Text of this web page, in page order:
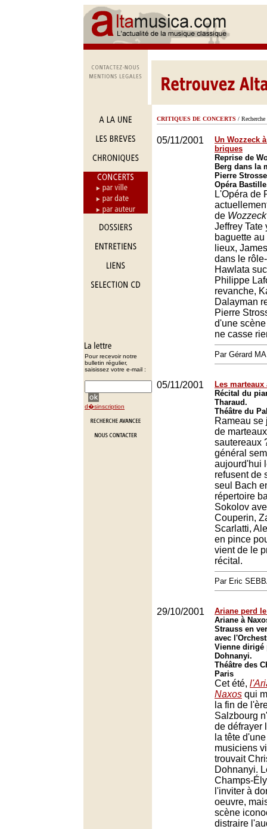
Pour recevoir notre
bulletin régulier,
saisissez votre e-mail :
d�sinscription
CRITIQUES DE CONCERTS / Recherche
05/11/2001
Un Wozzeck
briques
Reprise de
Berg dans la
Pierre
Opéra
L'Opéra de
de Wozzeck
Jeffrey Tate
baguette
lieux,
dans le
Hawlata
Philippe
revanche,
Dalayman
Pierre
d'une
ne casse
Par Gérard
05/11/2001
Les
Récital du
Tharaud.
Théâtre du
Rameau se
de
sautereaux
général
aujourd'hui
refusent de
seul Bach
répertoire
Sokolov
Couperin,
Scarlatti,
en pince
vient de le
récital.
Par Eric
29/10/2001
Ariane perd
Ariane à
Strauss en
avec
Vienne dirigé
Dohnanyi.
Théâtre des
Paris
Cet été,
Naxos qui
la fin de
Salzbourg
de défrayer
la tête
musiciens
trouvait
Dohnanyi.
Champs-
l'inviter à
oeuvre,
scène
distraire